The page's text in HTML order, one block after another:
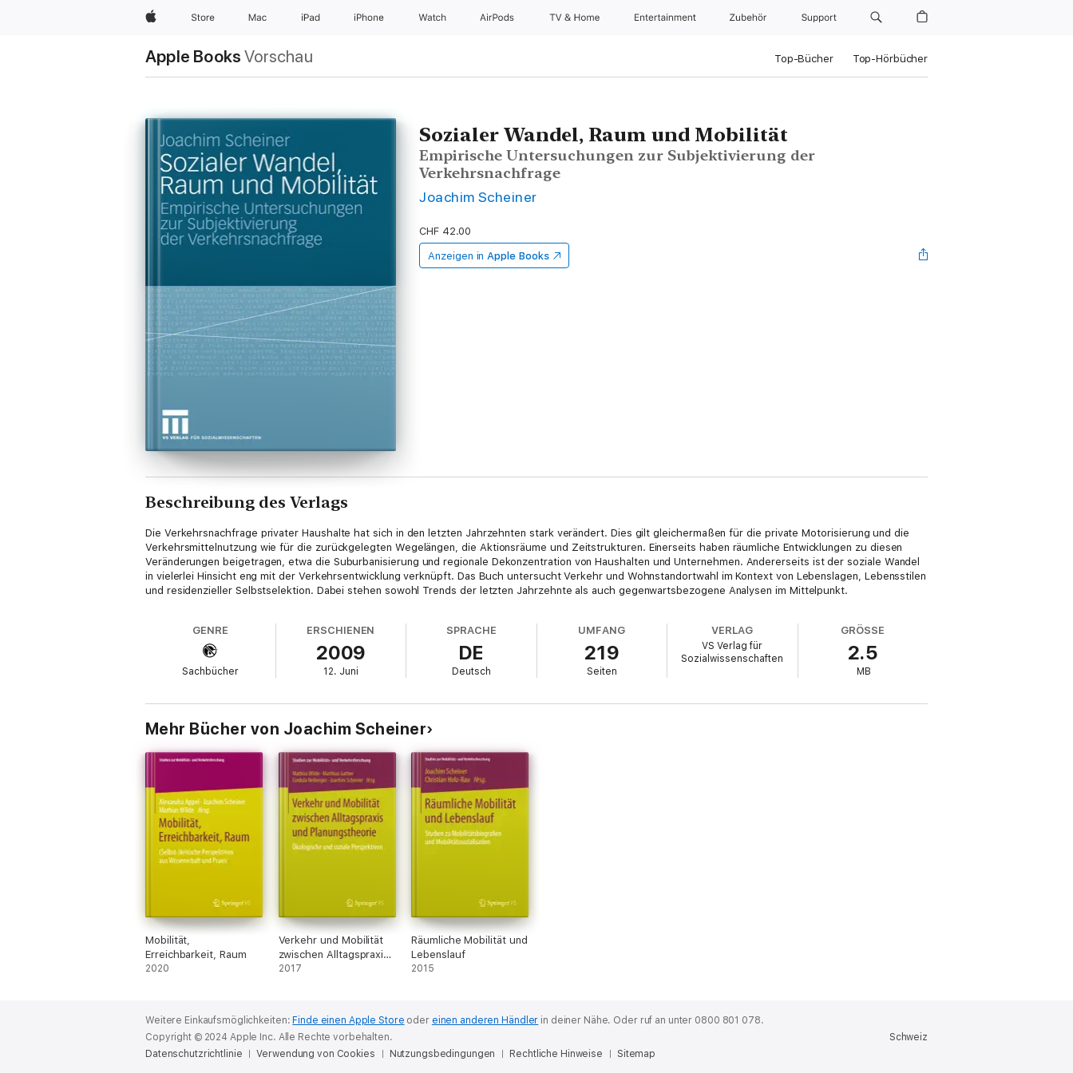
Apple Store Mac iPad iPhone Watch AirPods TV & Home Entertainment Zubehör Support
Apple Books Vorschau Top-Bücher Top-Hörbücher
Sozialer Wandel, Raum und Mobilität
Empirische Untersuchungen zur Subjektivierung der
Verkehrsnachfrage
Joachim Scheiner
CHF 42.00
Anzeigen in Apple Books
Beschreibung des Verlags
Die Verkehrsnachfrage privater Haushalte hat sich in den letzten Jahrzehnten stark verändert. Dies gilt gleichermaßen für die private Motorisierung und die
Verkehrsmittelnutzung wie für die zurückgelegten Wegelängen, die Aktionsräume und Zeitstrukturen. Einerseits haben räumliche Entwicklungen zu diesen
Veränderungen beigetragen, etwa die Suburbanisierung und regionale Dekonzentration von Haushalten und Unternehmen. Andererseits ist der soziale Wandel
in vielerlei Hinsicht eng mit der Verkehrsentwicklung verknüpft. Das Buch untersucht Verkehr und Wohnstandortwahl im Kontext von Lebenslagen, Lebensstilen
und residenzieller Selbstselektion. Dabei stehen sowohl Trends der letzten Jahrzehnte als auch gegenwartsbezogene Analysen im Mittelpunkt.
GENRE
Sachbücher
ERSCHIENEN
2009
12. Juni
SPRACHE
DE
Deutsch
UMFANG
219
Seiten
VERLAG
VS Verlag für
Sozialwissenschaften
GRÖSSE
2.5
MB
Mehr Bücher von Joachim Scheiner
Mobilität,
Erreichbarkeit, Raum
2020
Verkehr und Mobilität
zwischen Alltagspraxis
und Planungstheorie
2017
Räumliche Mobilität und
Lebenslauf
2015
Weitere Einkaufsmöglichkeiten: Finde einen Apple Store oder einen anderen Händler in deiner Nähe. Oder ruf an unter 0800 801 078.
Schweiz
Copyright © 2024 Apple Inc. Alle Rechte vorbehalten.
Datenschutzrichtlinie
Verwendung von Cookies Nutzungsbedingungen Rechtliche Hinweise Sitemap